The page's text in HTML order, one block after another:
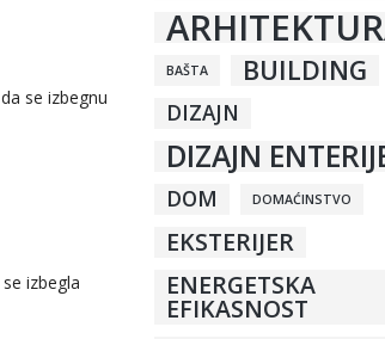
se izbegnu
izbegla
BAŠTA BUILDING
DIZAJN
DIZAJN
DOM DOMAĆINSTVO
EKSTERIJER
ENERGETSKA
EFIKASNOST